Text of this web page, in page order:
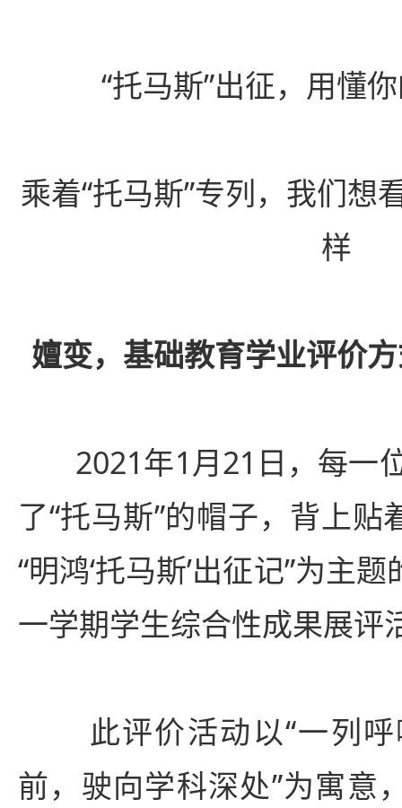
“托马斯”出征，用懂
乘着“托马斯”专列，我们想
样
嬗变，基础教育学业评价
2021年1月21日，每一
了“托马斯”的帽子，背上贴
“明鸿‘托马斯’出征记”为主
一学期学生综合性成果展评
此评价活动以“一列
前，驶向学科深处”为寓意